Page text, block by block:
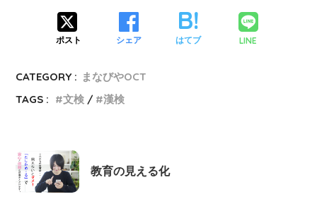
ポスト シェア はてブ LINE
CATEGORY : まなびやOCT
TAGS :
文検 漢検
教育の見える化